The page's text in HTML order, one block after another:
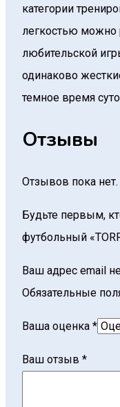
категории
легкостью можно
любительской
одинаково
темное время
Отзывы
Отзывов пока нет.
Будьте первым,
футбольный
Ваш адрес email
Обязательные
Ваша оценка *
Ваш отзыв *